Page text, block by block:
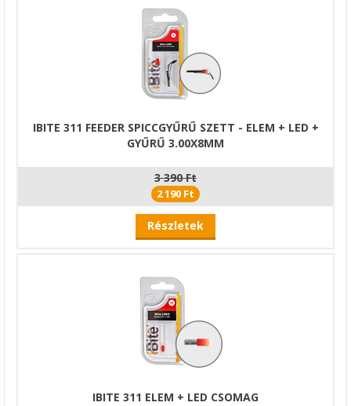
IBITE 311 FEEDER SPICCGYŰRŰ SZETT - ELEM + LED +
GYŰRŰ 3.00X8MM
3 390 Ft
2 190 Ft
Részletek
IBITE 311 ELEM + LED CSOMAG